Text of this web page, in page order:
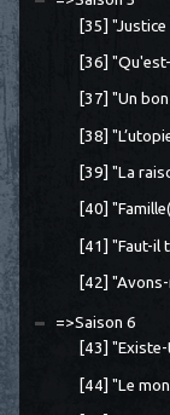
[35]
[36]
[37] "Un
[38]
[39] "La
[40]
[41] "Faut-il
[42]
=>Saison 6
[43]
[44] "Le